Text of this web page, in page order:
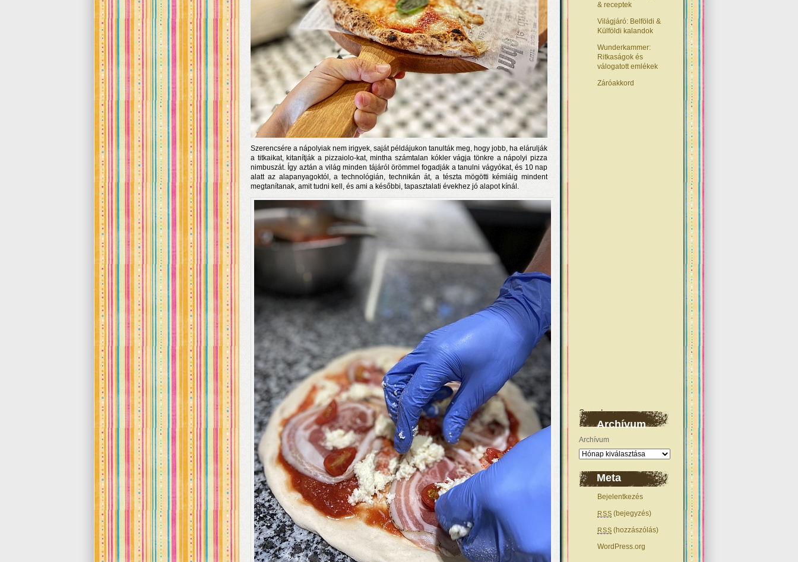
& receptek
Világjáró: Belföldi &
Külföldi kalandok
Wunderkammer:
Ritkaságok és
válogatott emlékek
Záróakkord
Archívum
Archívum
Meta
Bejelentkezés
RSS (bejegyzés)
RSS (hozzászólás)
WordPress.org
Szerencsére a nápolyiak nem irigyek, saját példájukon tanulták meg, hogy jobb, ha elárulják
a titkaikat, kitanítják a pizzaiolo-kat, mintha számtalan kókler vágja tönkre a nápolyi pizza
nimbuszát. Így aztán a világ minden tájáról örömmel fogadják a tanulni vágyókat, és 10 nap
alatt az alapanyagoktól, a technológián, technikán át, a tészta mögötti kémiáig mindent
megtanítanak, amit tudni kell, és ami a későbbi, tapasztalati évekhez jó alapot kínál.